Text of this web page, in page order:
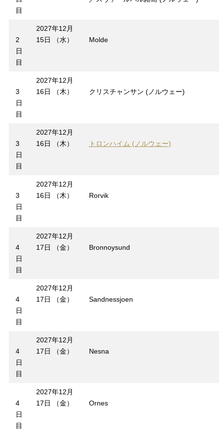
目
2
日
目
2027年12月
15日 （水）
Molde
3
日
目
2027年12月
16日 （木）
クリスチャンサン (ノルウェー)
3
日
目
2027年12月
16日 （木）
トロンハイム (ノルウェー)
3
日
目
2027年12月
16日 （木）
Rorvik
4
日
目
2027年12月
17日 （金）
Bronnoysund
4
日
目
2027年12月
17日 （金）
Sandnessjoen
4
日
目
2027年12月
17日 （金）
Nesna
4
日
目
2027年12月
17日 （金）
Ornes